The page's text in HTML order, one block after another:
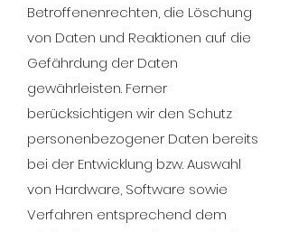
Betroffenenrechten, die Löschung
von Daten und Reaktionen auf die
Gefährdung der Daten
gewährleisten. Ferner
berücksichtigen wir den Schutz
personenbezogener Daten bereits
bei der Entwicklung bzw. Auswahl
von Hardware, Software sowie
Verfahren entsprechend dem